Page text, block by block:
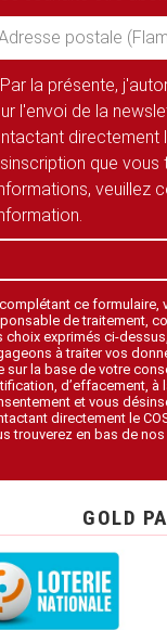
Par la présente,
l'envoi de la
directement
que vous
veuillez
ce formulaire,
de traitement,
choix exprimés ci-
à traiter vos
sur la base de votre
d’effacement, à
et vous
directement le
trouverez en bas de
GOLD